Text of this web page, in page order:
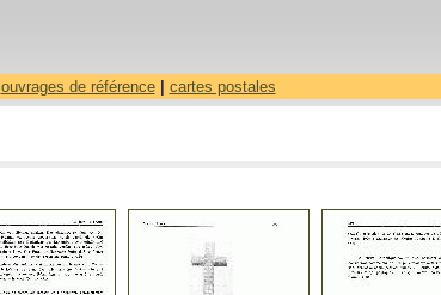
ouvrages de référence| cartes postales